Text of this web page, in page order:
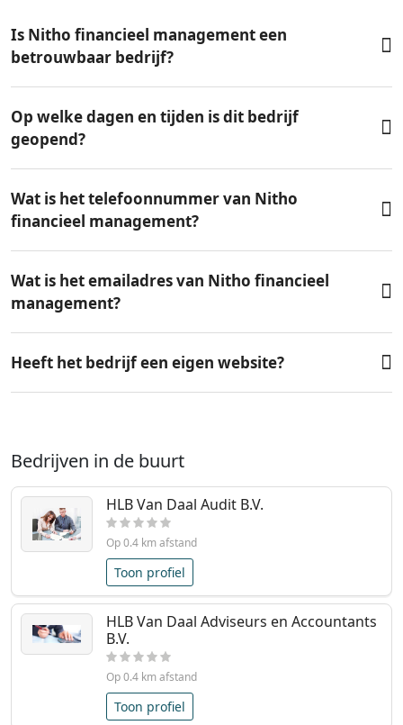
Is Nitho financieel management een
betrouwbaar bedrijf?
Op welke dagen en tijden is dit bedrijf
geopend?
Wat is het telefoonnummer van Nitho
financieel management?
Wat is het emailadres van Nitho financieel
management?
Heeft het bedrijf een eigen website?
Bedrijven in de buurt
HLB Van Daal Audit B.V.
Op 0.4 km afstand
Toon profiel
HLB Van Daal Adviseurs en Accountants
B.V.
Op 0.4 km afstand
Toon profiel